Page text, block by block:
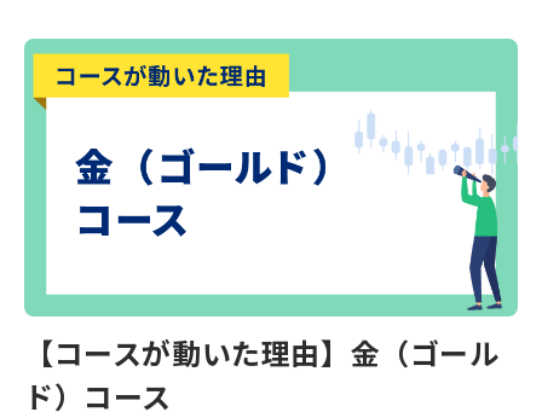
【コースが動いた理由】金（ゴール
ド）コース